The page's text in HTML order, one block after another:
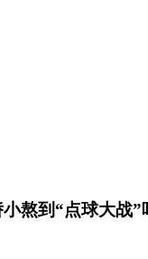
熬到“点球大战”